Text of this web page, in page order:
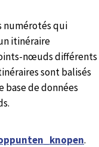
numérotés qui
itinéraire
nœuds différents
sont balisés
de données
.